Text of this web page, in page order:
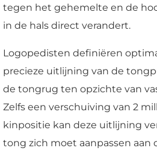
tegen het gehemelte en de
in de hals direct verandert.
Logopedisten definiëren
precieze uitlijning van de
de tongrug ten opzichte van
Zelfs een verschuiving van 2
kinpositie kan deze uitlijning
tong zich moet aanpassen